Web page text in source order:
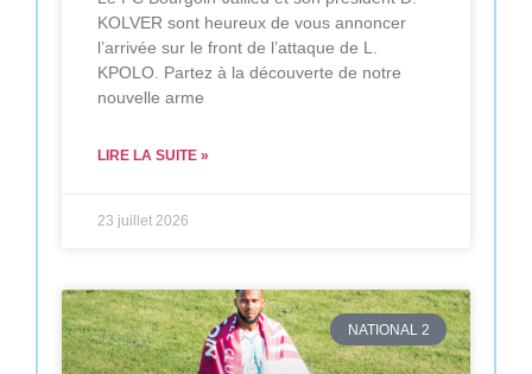
KOLVER sont heureux de vous annoncer
l’arrivée sur le front de l’attaque de L.
KPOLO. Partez à la découverte de notre
nouvelle arme
LIRE LA SUITE »
23 juillet 2026
NATIONAL 2